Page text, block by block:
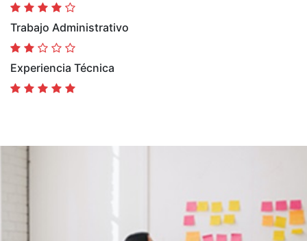
Trabajo Administrativo
Experiencia Técnica